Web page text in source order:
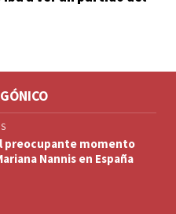
preocupante momento
Nannis en España